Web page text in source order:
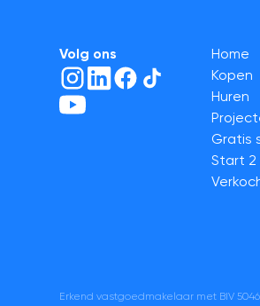
Volg ons
Home
Kopen
Huren
Gratis
Start 2
Erkend vastgoedmakelaar met BIV